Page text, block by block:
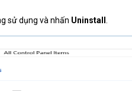
sử dụng và nhấn Uninstall